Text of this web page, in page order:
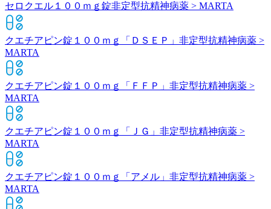
セロクエル１００ｍｇ錠非定型抗精神病薬 > MARTA
クエチアピン錠１００ｍｇ「ＤＳＥＰ」 非定型抗精神病薬 >
MARTA
クエチアピン錠１００ｍｇ「ＦＦＰ」 非定型抗精神病薬 >
MARTA
クエチアピン錠１００ｍｇ「ＪＧ」 非定型抗精神病薬 >
MARTA
クエチアピン錠１００ｍｇ「アメル」 非定型抗精神病薬 >
MARTA